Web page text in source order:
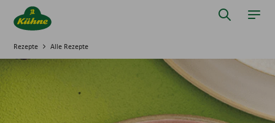
Springe zum Hauptinhalt
Rezepte Alle Rezepte